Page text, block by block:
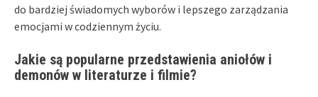
do bardziej świadomych wyborów i lepszego zarządzania
emocjami w codziennym życiu.
Jakie są popularne przedstawienia aniołów i
demonów w literaturze i filmie?